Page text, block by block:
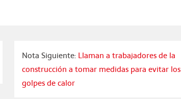
Nota Siguiente: Llaman a trabajadores de la
construcción a tomar medidas para evitar los
golpes de calor